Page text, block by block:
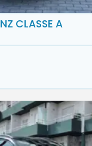
CLASSE A